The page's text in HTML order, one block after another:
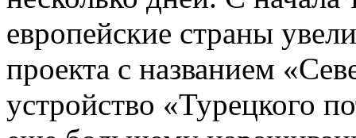
европейские страны
проекта с названием
устройство «Турецкого